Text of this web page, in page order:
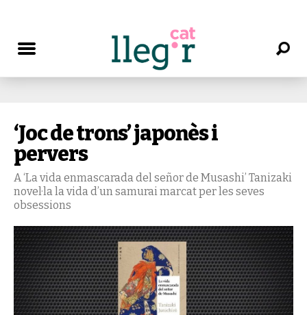
‘Joc de trons’ japonès i
pervers
A ‘La vida enmascarada del señor de Musashi’ Tanizaki
novel·la la vida d’un samurai marcat per les seves
obsessions